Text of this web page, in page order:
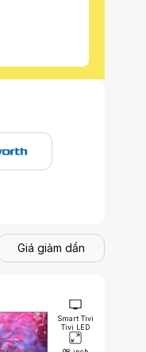
Giá giảm dần
Smart Tivi
Tivi LED